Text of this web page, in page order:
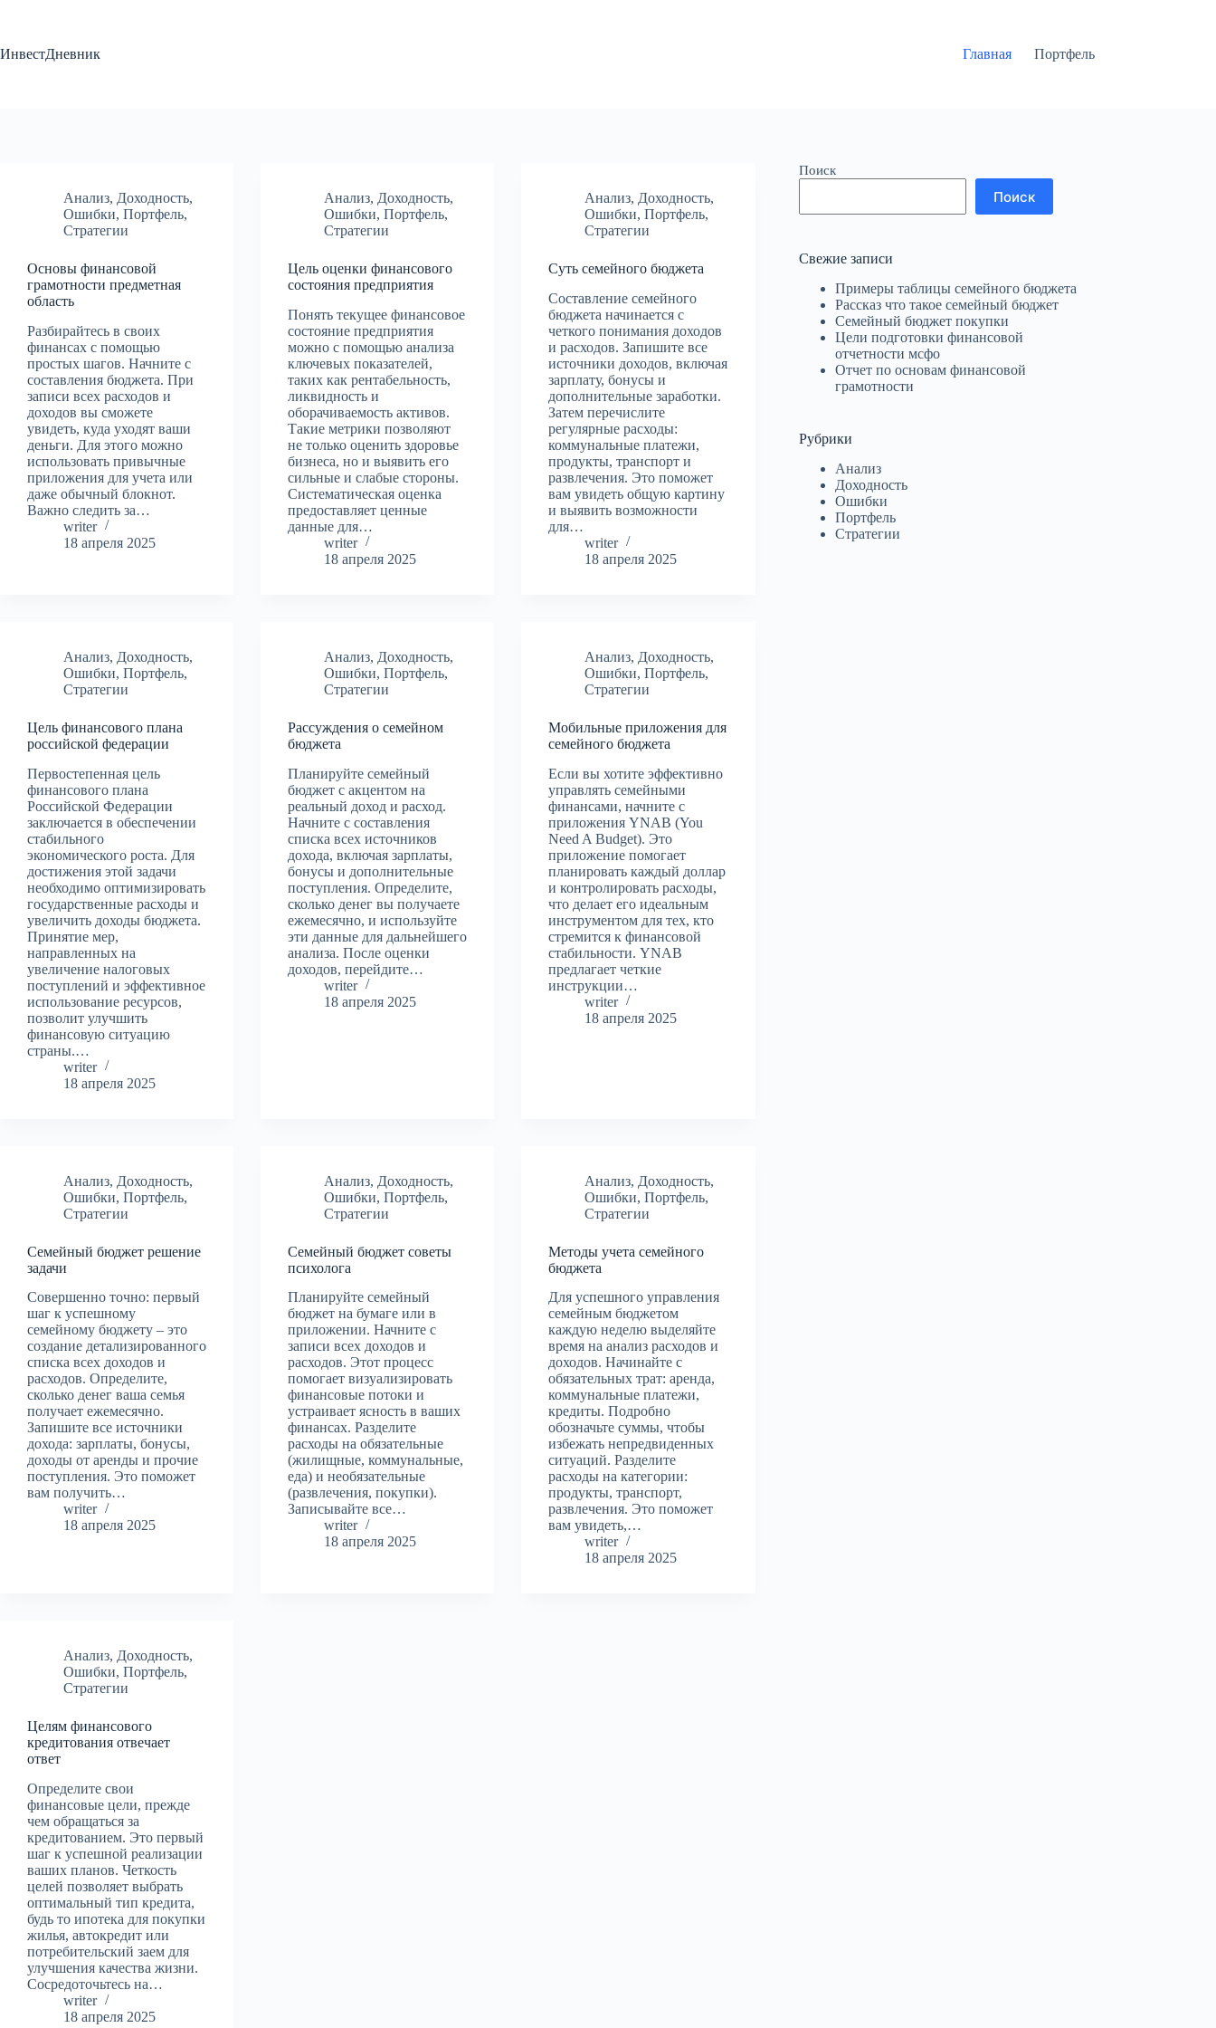
ИнвестДневник
Главная Портфель
Анализ, Доходность,
Ошибки, Портфель,
Стратегии
Основы финансовой
грамотности предметная
область
Разбирайтесь в своих
финансах с помощью
простых шагов. Начните с
составления бюджета. При
записи всех расходов и
доходов вы сможете
увидеть, куда уходят ваши
деньги. Для этого можно
использовать привычные
приложения для учета или
даже обычный блокнот.
Важно следить за…
writer
18 апреля 2025
Анализ, Доходность,
Ошибки,Портфель,
Стратегии
Цель оценки финансового
состояния предприятия
Понять текущее финансовое
состояние предприятия
можно с помощью анализа
ключевых показателей,
таких как рентабельность,
ликвидность и
оборачиваемость активов.
Такие метрики позволяют
не только оценить здоровье
бизнеса, но и выявить его
сильные и слабые стороны.
Систематическая оценка
предоставляет ценные
данные для…
writer
18 апреля 2025
Анализ, Доходность,
Ошибки,Портфель,
Стратегии
Суть семейного бюджета
Составление семейного
бюджета начинается с
четкого понимания доходов
и расходов. Запишите все
источники доходов, включая
зарплату, бонусы и
дополнительные заработки.
Затем перечислите
регулярные расходы:
коммунальные платежи,
продукты, транспорт и
развлечения. Это поможет
вам увидеть общую картину
и выявить возможности
для…
writer
18 апреля 2025
Анализ, Доходность,
Ошибки, Портфель,
Стратегии
Цель финансового плана
российской федерации
Первостепенная цель
финансового плана
Российской Федерации
заключается в обеспечении
стабильного
экономического роста. Для
достижения этой задачи
необходимо оптимизировать
государственные расходы и
увеличить доходы бюджета.
Принятие мер,
направленных на
увеличение налоговых
поступлений и эффективное
использование ресурсов,
позволит улучшить
финансовую ситуацию
страны.…
writer
18 апреля 2025
Анализ, Доходность,
Ошибки,Портфель,
Стратегии
Рассуждения о семейном
бюджета
Планируйте семейный
бюджет с акцентом на
реальный доход и расход.
Начните с составления
списка всех источников
дохода, включая зарплаты,
бонусы и дополнительные
поступления. Определите,
сколько денег вы получаете
ежемесячно, и используйте
эти данные для дальнейшего
анализа. После оценки
доходов, перейдите…
writer
18 апреля 2025
Анализ, Доходность,
Ошибки,Портфель,
Стратегии
Мобильные приложения для
семейного бюджета
Если вы хотите эффективно
управлять семейными
финансами, начните с
приложения YNAB (You
Need A Budget). Это
приложение помогает
планировать каждый доллар
и контролировать расходы,
что делает его идеальным
инструментом для тех, кто
стремится к финансовой
стабильности. YNAB
предлагает четкие
инструкции…
writer
18 апреля 2025
Анализ, Доходность,
Ошибки, Портфель,
Стратегии
Семейный бюджет решение
задачи
Совершенно точно: первый
шаг к успешному
семейному бюджету – это
создание детализированного
списка всех доходов и
расходов. Определите,
сколько денег ваша семья
получает ежемесячно.
Запишите все источники
дохода: зарплаты, бонусы,
доходы от аренды и прочие
поступления. Это поможет
вам получить…
writer
18 апреля 2025
Анализ, Доходность,
Ошибки,Портфель,
Стратегии
Семейный бюджет советы
психолога
Планируйте семейный
бюджет на бумаге или в
приложении. Начните с
записи всех доходов и
расходов. Этот процесс
помогает визуализировать
финансовые потоки и
устраивает ясность в ваших
финансах. Разделите
расходы на обязательные
(жилищные, коммунальные,
еда) и необязательные
(развлечения, покупки).
Записывайте все…
writer
18 апреля 2025
Анализ, Доходность,
Ошибки,Портфель,
Стратегии
Методы учета семейного
бюджета
Для успешного управления
семейным бюджетом
каждую неделю выделяйте
время на анализ расходов и
доходов. Начинайте с
обязательных трат: аренда,
коммунальные платежи,
кредиты. Подробно
обозначьте суммы, чтобы
избежать непредвиденных
ситуаций. Разделите
расходы на категории:
продукты, транспорт,
развлечения. Это поможет
вам увидеть,…
writer
18 апреля 2025
Анализ, Доходность,
Ошибки, Портфель,
Стратегии
Целям финансового
кредитования отвечает
ответ
Определите свои
финансовые цели, прежде
чем обращаться за
кредитованием. Это первый
шаг к успешной реализации
ваших планов. Четкость
целей позволяет выбрать
оптимальный тип кредита,
будь то ипотека для покупки
жилья, автокредит или
потребительский заем для
улучшения качества жизни.
Сосредоточьтесь на…
writer
18 апреля 2025
Поиск
Поиск
Свежие записи
Примеры таблицы семейного бюджета
Рассказ что такое семейный бюджет
Семейный бюджет покупки
Цели подготовки финансовой
отчетности мсфо
Отчет по основам финансовой
грамотности
Рубрики
Анализ
Доходность
Ошибки
Портфель
Стратегии